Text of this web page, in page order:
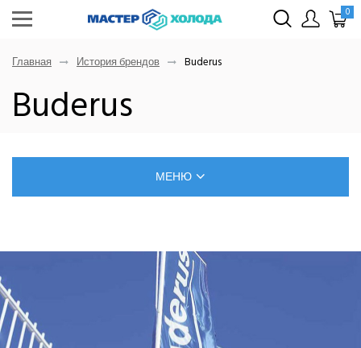
0
Главная История брендов Buderus
Buderus
МЕНЮ
САМОСТОЯТЕЛЬНЫЙ МОНТАЖ КОНДИЦИОНЕРОВ
ПОЗНАВАТЕЛЬНЫЕ СТАТЬИ
ИНВЕРТОРНЫЕ КОНДИЦИОНЕРЫ